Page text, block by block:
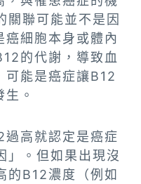
關聯可能並不是因
細胞本身或體內
的代謝，導致血
可能是癌症讓B12
。
過高就認定是癌症
」。但如果出現沒
的B12濃度（例如